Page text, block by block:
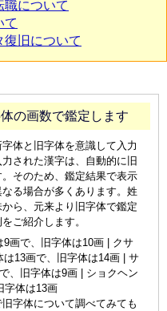
職について
て
旧について
の画数で鑑定します
体と旧字体を意識して入力
された漢字は、自動的に旧
そのため、鑑定結果で表示
る場合が多くあります。姓
ら、元来より旧字体で鑑定
ご紹介します。
画で、旧字体は10画 | クサ
13画で、旧字体は14画 | サ
、旧字体は9画 | ショクヘン
字体は13画
字体について調べてみても